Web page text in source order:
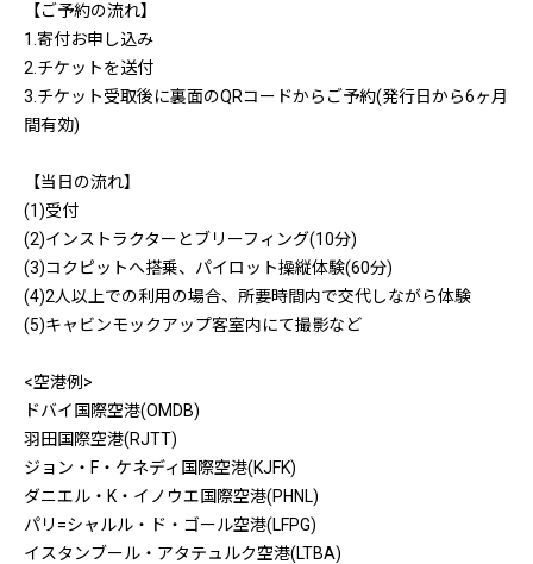
【ご予約の流れ】
1.寄付お申し込み
2.チケットを送付
3.チケット受取後に裏面のQRコードからご予約(発行日から6ヶ月
間有効)
【当日の流れ】
(1)受付
(2)インストラクターとブリーフィング(10分)
(3)コクピットへ搭乗、パイロット操縦体験(60分)
(4)2人以上での利用の場合、所要時間内で交代しながら体験
(5)キャビンモックアップ客室内にて撮影など
<空港例>
ドバイ国際空港(OMDB)
羽田国際空港(RJTT)
ジョン・F・ケネディ国際空港(KJFK)
ダニエル・K・イノウエ国際空港(PHNL)
パリ=シャルル・ド・ゴール空港(LFPG)
イスタンブール・アタテュルク空港(LTBA)